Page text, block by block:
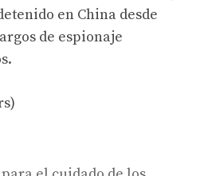
en China desde
de espionaje